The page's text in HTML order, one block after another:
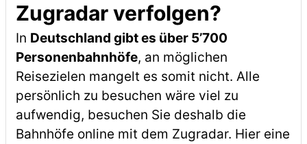
Zugradar verfolgen?
In Deutschland gibt es über 5’700
Personenbahnhöfe, an möglichen
Reisezielen mangelt es somit nicht. Alle
persönlich zu besuchen wäre viel zu
aufwendig, besuchen Sie deshalb die
Bahnhöfe online mit dem Zugradar. Hier eine